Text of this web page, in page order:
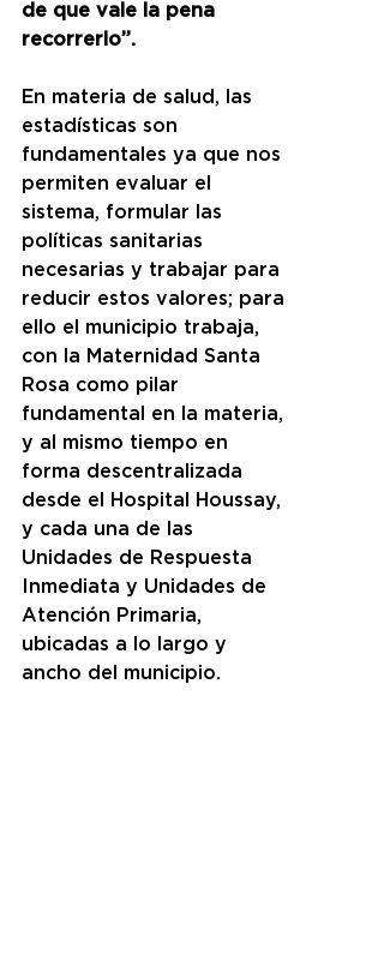
de que vale la pena
recorrerlo”.
En materia de salud, las
estadísticas son
fundamentales ya que nos
permiten evaluar el
sistema, formular las
políticas sanitarias
necesarias y trabajar para
reducir estos valores; para
ello el municipio trabaja,
con la Maternidad Santa
Rosa como pilar
fundamental en la materia,
y al mismo tiempo en
forma descentralizada
desde el Hospital Houssay,
y cada una de las
Unidades de Respuesta
Inmediata y Unidades de
Atención Primaria,
ubicadas a lo largo y
ancho del municipio.